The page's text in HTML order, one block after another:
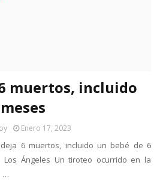
muertos, incluido
Enero 17, 2023
6 muertos, incluido un bebé de 6
Los Ángeles Un tiroteo ocurrido en la
…